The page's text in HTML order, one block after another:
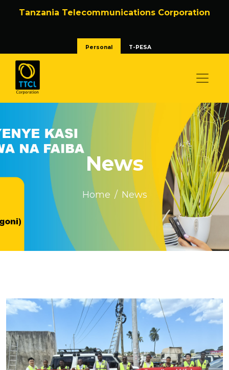
Tanzania Telecommunications Corporation
Personal T-PESA
News
Home News